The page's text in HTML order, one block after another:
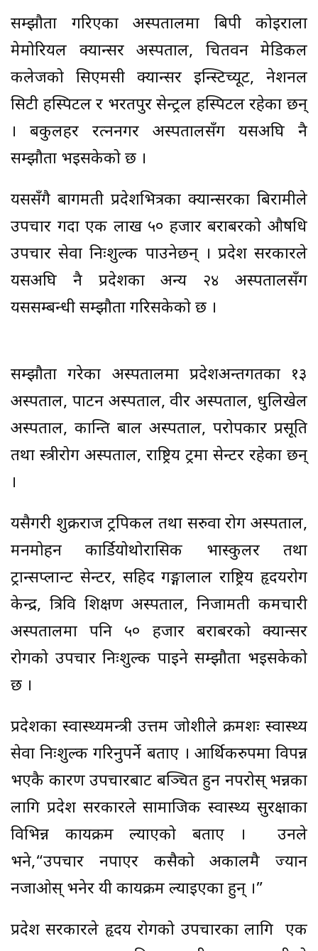
सम्झौता गरिएका अस्पतालमा बिपी कोइराला
मेमोरियल क्यान्सर अस्पताल, चितवन मेडिकल
कलेजको सिएमसी क्यान्सर इन्स्टिच्यूट, नेशनल
सिटी हस्पिटल र भरतपुर सेन्ट्रल हस्पिटल रहेका छन्
। बकुलहर रत्ननगर अस्पतालसँग यसअघि नै
सम्झौता भइसकेको छ ।
यससँगै बागमती प्रदेशभित्रका क्यान्सरका बिरामीले
उपचार गर्दा एक लाख ५० हजार बराबरको औषधि
उपचार सेवा निःशुल्क पाउनेछन् । प्रदेश सरकारले
यसअघि नै प्रदेशका अन्य २४ अस्पतालसँग
यससम्बन्धी सम्झौता गरिसकेको छ ।
सम्झौता गरेका अस्पतालमा प्रदेशअन्तर्गतका १३
अस्पताल, पाटन अस्पताल, वीर अस्पताल, धुलिखेल
अस्पताल, कान्ति बाल अस्पताल, परोपकार प्रसूति
तथा स्त्रीरोग अस्पताल, राष्ट्रिय ट्रमा सेन्टर रहेका छन्
।
यसैगरी शुक्रराज ट्रपिकल तथा सरुवा रोग अस्पताल,
मनमोहन कार्डियोथोरासिक भास्कुलर तथा
ट्रान्सप्लान्ट सेन्टर, सहिद गङ्गालाल राष्ट्रिय हृदयरोग
केन्द्र, त्रिवि शिक्षण अस्पताल, निजामती कर्मचारी
अस्पतालमा पनि ५० हजार बराबरको क्यान्सर
रोगको उपचार निःशुल्क पाइने सम्झौता भइसकेको
छ ।
प्रदेशका स्वास्थ्यमन्त्री उत्तम जोशीले क्रमशः स्वास्थ्य
सेवा निःशुल्क गरिनुपर्ने बताए । आर्थिकरुपमा विपन्न
भएकै कारण उपचारबाट बञ्चित हुन नपरोस् भन्नका
लागि प्रदेश सरकारले सामाजिक स्वास्थ्य सुरक्षाका
विभिन्न कार्यक्रम ल्याएको बताए । उनले
भने,“उपचार नपाएर कसैको अकालमै ज्यान
नजाओस् भनेर यी कार्यक्रम ल्याइएका हुन् ।”
प्रदेश सरकारले हृदय रोगको उपचारका लागि एक